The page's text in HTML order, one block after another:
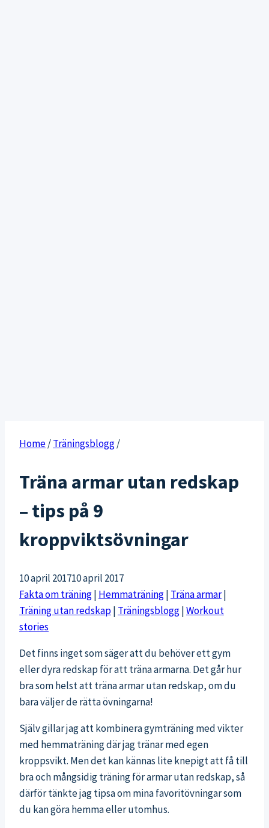
Home/Träningsblogg/
Träna armar utan redskap
– tips på 9
kroppviktsövningar
10 april 201710 april 2017
Fakta om träning| Hemmaträning| Träna armar|
Träning utan redskap| Träningsblogg|Workout
stories
Det finns inget som säger att du behöver ett gym
eller dyra redskap för att träna armarna. Det går hur
bra som helst att träna armar utan redskap, om du
bara väljer de rätta övningarna!
Själv gillar jag att kombinera gymträning med vikter
med hemmaträning där jag tränar med egen
kroppsvikt. Men det kan kännas lite knepigt att få till
bra och mångsidig träning för armar utan redskap, så
därför tänkte jag tipsa om mina favoritövningar som
du kan göra hemma eller utomhus.